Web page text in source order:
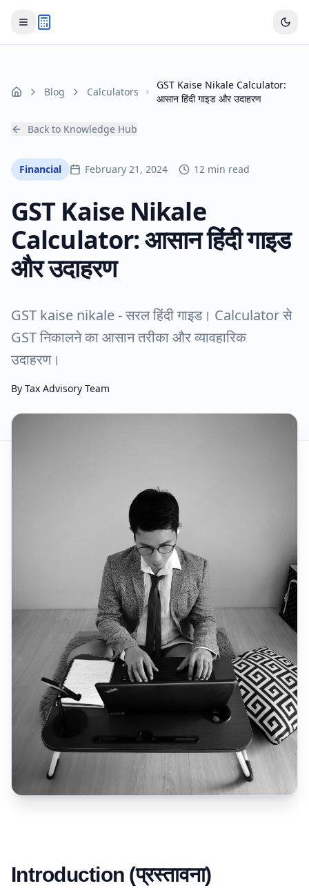
Home Blog Calculators
GST Kaise Nikale Calculator:
आसान हिंदी गाइड और उदाहरण
Back to Knowledge Hub
Financial February 21, 2024 12 min read
GST Kaise Nikale
Calculator: आसान हिंदी गाइड
और उदाहरण
GST kaise nikale - सरल हिंदी गाइड। Calculator से
GST निकालने का आसान तरीका और व्यावहारिक
उदाहरण।
By Tax Advisory Team
Introduction (प्रस्तावना)